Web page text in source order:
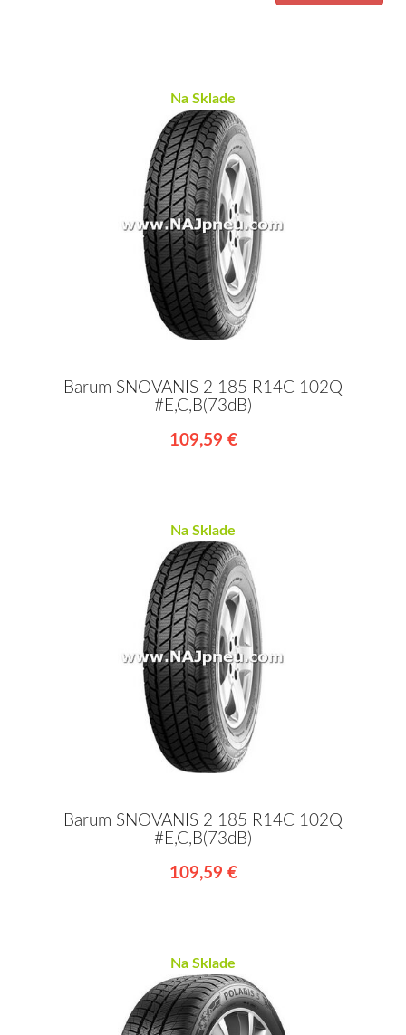
Na Sklade
Barum SNOVANIS 2 185 R14C 102Q
#E,C,B(73dB)
109,59 €
Na Sklade
Barum SNOVANIS 2 185 R14C 102Q
#E,C,B(73dB)
109,59 €
Na Sklade